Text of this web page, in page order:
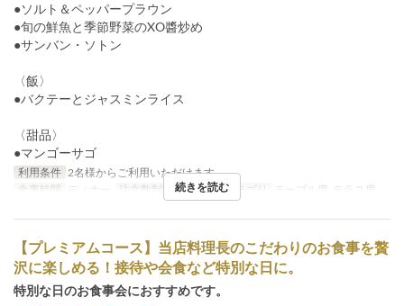
●ソルト＆ペッパープラウン
●旬の鮮魚と季節野菜のXO醬炒め
●サンバン・ソトン
〈飯〉
●バクテーとジャスミンライス
〈甜品〉
●マンゴーサゴ
利用条件 2名様からご利用いただけます。
食事時間
ディナー 注文数制限 2 ~ 席のカテゴリ テーブル席, テラス席
続きを読む
【プレミアムコース】当店料理長のこだわりのお食事を贅
沢に楽しめる！接待や会食など特別な日に。
特別な日のお食事会におすすめです。